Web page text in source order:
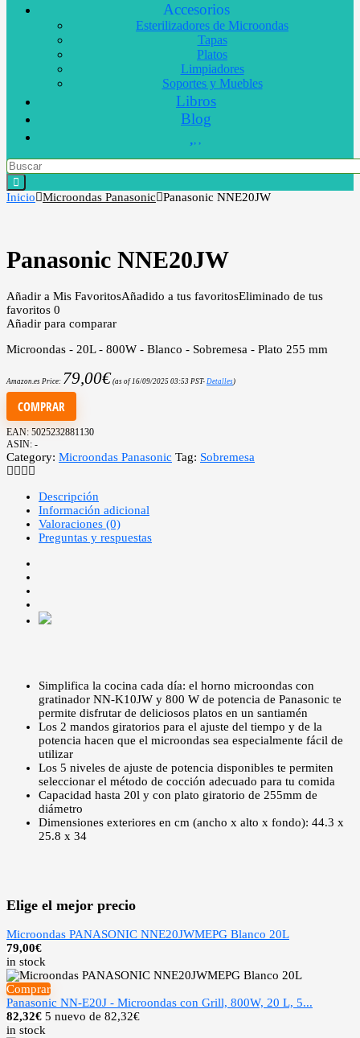
Accesorios
Esterilizadores de Microondas
Tapas
Platos
Limpiadores
Soportes y Muebles
Libros
Blog
Inicio Microondas Panasonic Panasonic NNE20JW
Panasonic NNE20JW
Añadir a Mis FavoritosAñadido a tus favoritosEliminado de tus
favoritos 0
Añadir para comparar
Microondas - 20L - 800W - Blanco - Sobremesa - Plato 255 mm
Amazon.es Price: 79,00€ (as of 16/09/2025 03:53 PST- Detalles)
COMPRAR
EAN: 5025232881130
ASIN: -
Category: Microondas Panasonic Tag: Sobremesa
Descripción
Información adicional
Valoraciones (0)
Preguntas y respuestas
Simplifica la cocina cada día: el horno microondas con
gratinador NN-K10JW y 800 W de potencia de Panasonic te
permite disfrutar de deliciosos platos en un santiamén
Los 2 mandos giratorios para el ajuste del tiempo y de la
potencia hacen que el microondas sea especialmente fácil de
utilizar
Los 5 niveles de ajuste de potencia disponibles te permiten
seleccionar el método de cocción adecuado para tu comida
Capacidad hasta 20l y con plato giratorio de 255mm de
diámetro
Dimensiones exteriores en cm (ancho x alto x fondo): 44.3 x
25.8 x 34
Elige el mejor precio
Microondas PANASONIC NNE20JWMEPG Blanco 20L
79,00€
in stock
Comprar
Panasonic NN-E20J - Microondas con Grill, 800W, 20 L, 5...
82,32€ 5 nuevo de 82,32€
in stock